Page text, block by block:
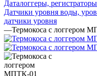
Даталоггеры,
Датчики уровня воды,
датчики уровня
—Термокоса с логгером